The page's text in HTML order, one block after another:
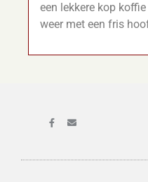
een lekkere kop
weer met een fris